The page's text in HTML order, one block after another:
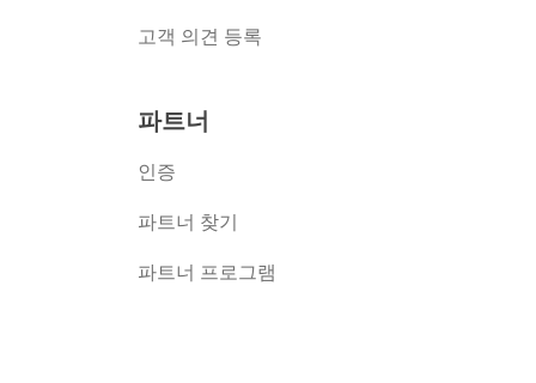
고객 의견 등록
파트너
인증
파트너 찾기
파트너 프로그램